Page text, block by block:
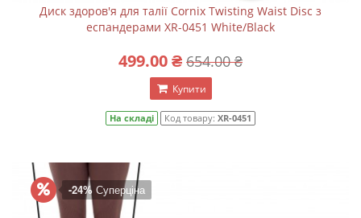
Диск здоров'я для талії Cornix Twisting Waist Disc з
еспандерами XR-0451 White/Black
499.00 ₴ 654.00 ₴
Купити
На складі Код товару: XR-0451
-24% Суперціна